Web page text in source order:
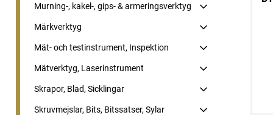
Murning-, kakel-, gips- & armeringsverktyg
Märkverktyg
Mät- och testinstrument, Inspektion
Mätverktyg, Laserinstrument
Skrapor, Blad, Sicklingar
Skruvmejslar, Bits, Bitssatser, Sylar